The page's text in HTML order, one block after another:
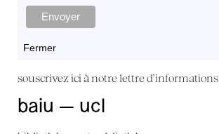
Fermer
souscrivez ici à notre lettre d'informations
baiu — ucl